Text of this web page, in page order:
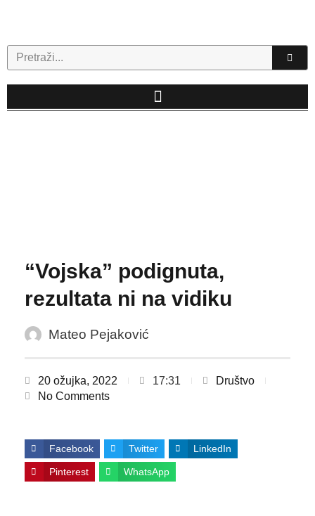
Search
“Vojska” podignuta,
rezultata ni na vidiku
Mateo Pejaković
20 ožujka, 2022 17:31
Društvo
No Comments
Facebook Twitter LinkedIn
Pinterest WhatsApp